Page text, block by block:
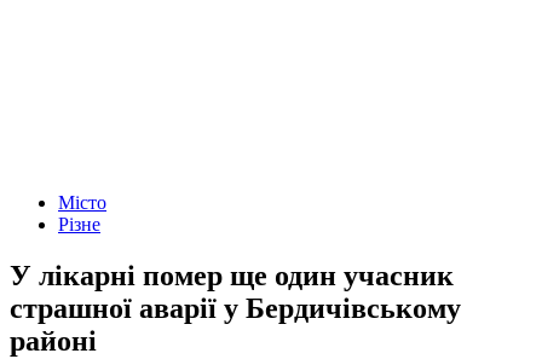
Місто
Різне
У лікарні помер ще один учасник
страшної аварії у Бердичівському
районі